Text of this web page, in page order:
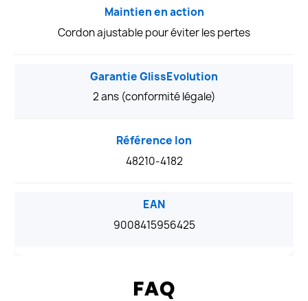
Maintien en action
Cordon ajustable pour éviter les pertes
Garantie GlissEvolution
2 ans (conformité légale)
Référence Ion
48210-4182
EAN
9008415956425
FAQ